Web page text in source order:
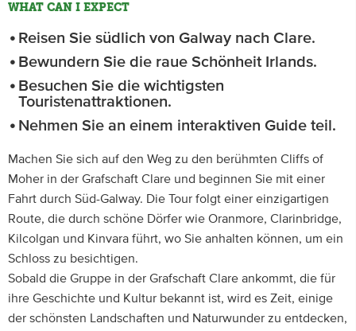
WHAT CAN I EXPECT
Reisen Sie südlich von Galway nach Clare.
Bewundern Sie die raue Schönheit Irlands.
Besuchen Sie die wichtigsten
Touristenattraktionen.
Nehmen Sie an einem interaktiven Guide teil.
Machen Sie sich auf den Weg zu den berühmten Cliffs of
Moher in der Grafschaft Clare und beginnen Sie mit einer
Fahrt durch Süd-Galway. Die Tour folgt einer einzigartigen
Route, die durch schöne Dörfer wie Oranmore, Clarinbridge,
Kilcolgan und Kinvara führt, wo Sie anhalten können, um ein
Schloss zu besichtigen.
Sobald die Gruppe in der Grafschaft Clare ankommt, die für
ihre Geschichte und Kultur bekannt ist, wird es Zeit, einige
der schönsten Landschaften und Naturwunder zu entdecken,